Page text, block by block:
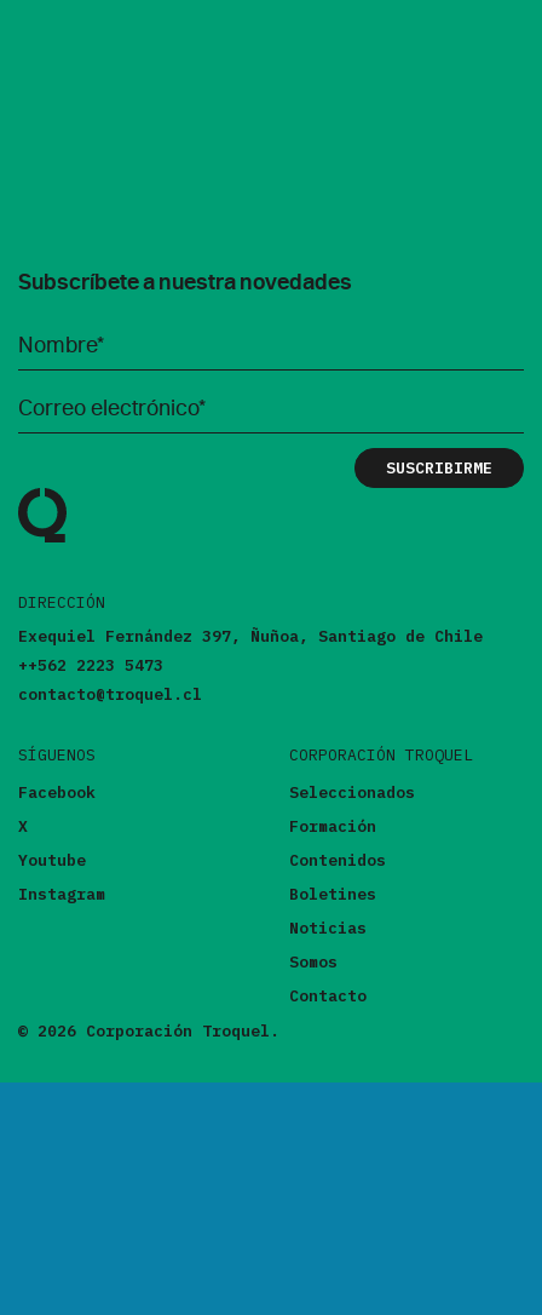
Subscríbete a nuestra novedades
DIRECCIÓN
Exequiel Fernández 397, Ñuñoa, Santiago de Chile
++562 2223 5473
contacto@troquel.cl
SÍGUENOS
Facebook
X
Youtube
Instagram
CORPORACIÓN TROQUEL
Seleccionados
Formación
Contenidos
Boletines
Noticias
Somos
Contacto
© 2026 Corporación Troquel.